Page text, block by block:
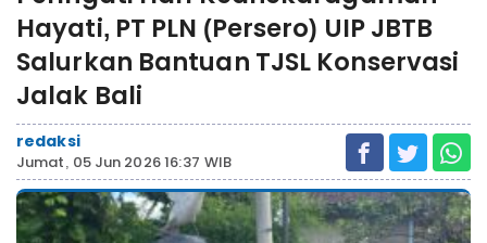
Hayati, PT PLN (Persero) UIP JBTB
Salurkan Bantuan TJSL Konservasi
Jalak Bali
redaksi
Jumat, 05 Jun 2026 16:37 WIB